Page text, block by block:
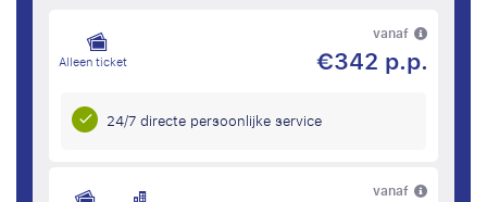
Alleen ticket
vanaf
€342 p.p.
24/7 directe persoonlijke service
vanaf